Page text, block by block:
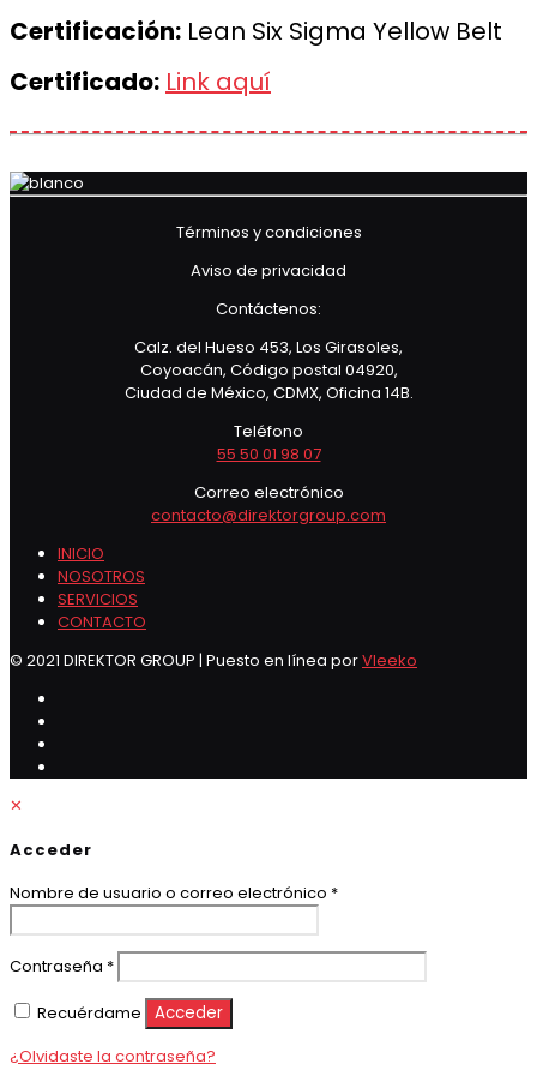
Certificación: Lean Six Sigma Yellow Belt
Certificado: Link aquí
Términos y condiciones
Aviso de privacidad
Contáctenos:
Calz. del Hueso 453, Los Girasoles,
Coyoacán, Código postal 04920,
Ciudad de México, CDMX, Oficina 14B.
Teléfono
55 50 01 98 07
Correo electrónico
contacto@direktorgroup.com
INICIO
NOSOTROS
SERVICIOS
CONTACTO
© 2021 DIREKTOR GROUP | Puesto en línea porVleeko
✕
Acceder
Nombre de usuario o correo electrónico *Obligatorio
Contraseña *Obligatorio
Recuérdame
Acceder
¿Olvidaste la contraseña?